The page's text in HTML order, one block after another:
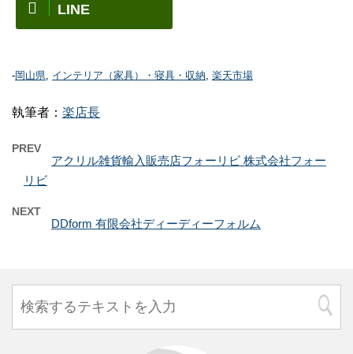
LINE
-岡山県, インテリア（家具）・寝具・収納, 楽天市場
執筆者： 楽店長
PREV
アクリル雑貨輸入販売店フォーリビ 株式会社フォー
リビ
NEXT
DDform 有限会社ディーディーフォルム